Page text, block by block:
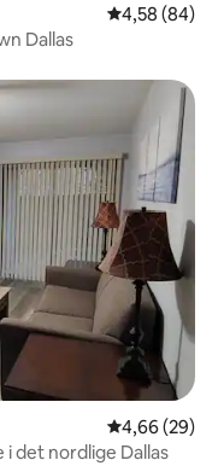
4,58 ud af 5 i
4,58 (84)
Dallas
4,66 ud af 5 i
4,66 (29)
det nordlige Dallas